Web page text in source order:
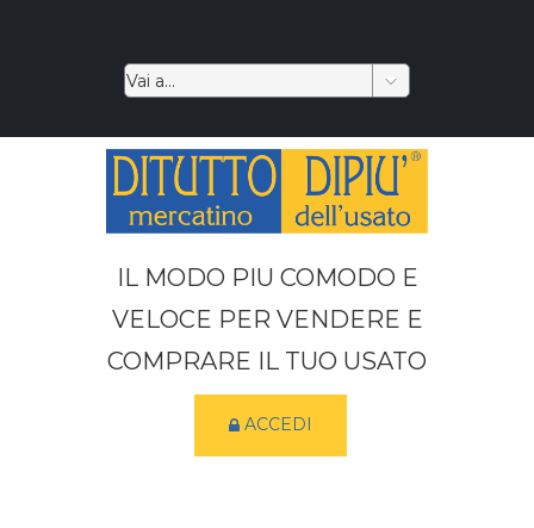
IL MODO PIU COMODO E
VELOCE PER VENDERE E
COMPRARE IL TUO USATO
ACCEDI